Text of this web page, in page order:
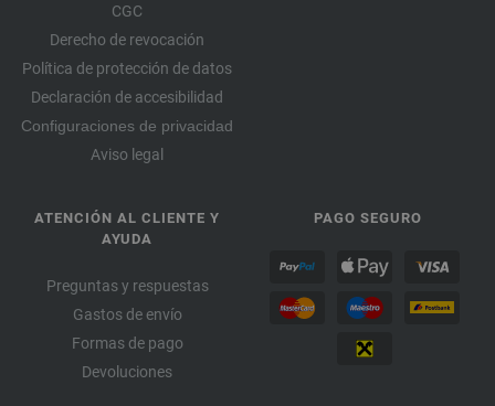
CGC
Derecho de revocación
Política de protección de datos
Declaración de accesibilidad
Configuraciones de privacidad
Aviso legal
ATENCIÓN AL CLIENTE Y
AYUDA
Preguntas y respuestas
Gastos de envío
Formas de pago
Devoluciones
PAGO SEGURO